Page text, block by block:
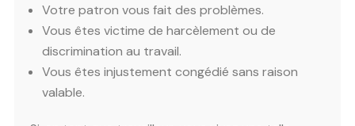
Votre patron vous fait des problèmes.
Vous êtes victime de harcèlement ou de
discrimination au travail.
Vous êtes injustement congédié sans raison
valable.